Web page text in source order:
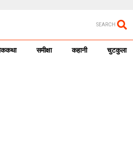
SEARCH
समीक्षा कहानी चुटकुला